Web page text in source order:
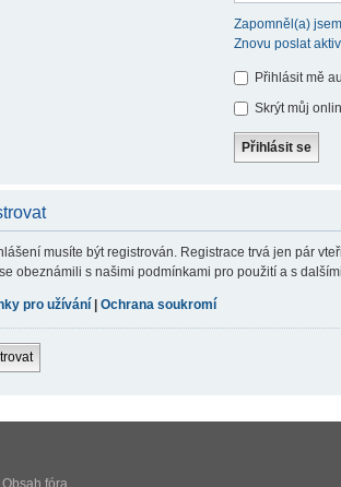
Zapomněl(a)
Znovu poslat
Přihlásit mě
Skrýt můj
musíte být registrován. Registrace trvá jen pár
obeznámili s našimi podmínkami pro použití a s
pro užívání Ochrana soukromí
Obsah fóra